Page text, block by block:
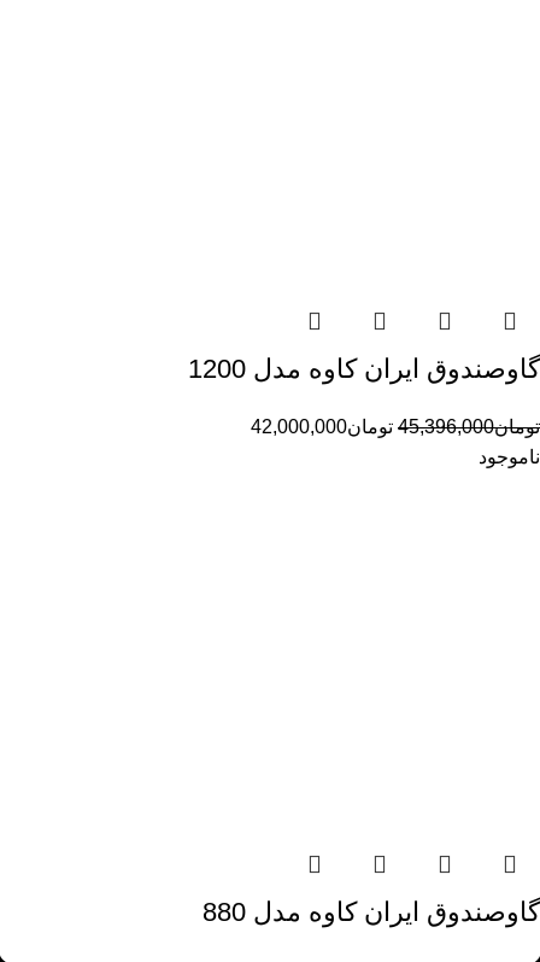
گاوصندوق ایران کاوه مدل 1200
تومان45,396,000 تومان42,000,000
ناموجود
گاوصندوق ایران کاوه مدل 880